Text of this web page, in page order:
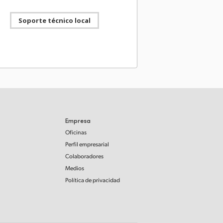
Camera 10.2.1. Esta actualización incluye
en la función de grabación y reproducción
@BMD_NewsES
con tecnología Thunderbolt™ 4, puerto
dos conexiones SDI 12G para reproducir el
y la imagen principal a 10 bits.
Blackmagic Design
Soporte técnico local
Empresa
Oficinas
Perfil empresarial
Colaboradores
Medios
Política de privacidad